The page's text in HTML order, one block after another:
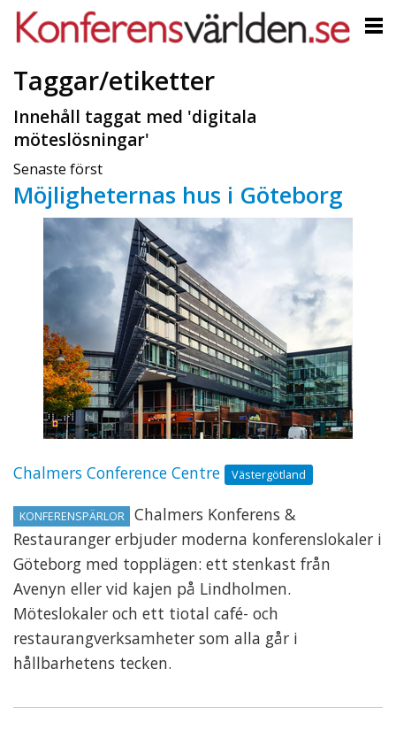
Taggar/etiketter
Innehåll taggat med 'digitala
möteslösningar'
Senaste först
Möjligheternas hus i Göteborg
Chalmers Conference Centre Västergötland
KONFERENSPÄRLOR
Chalmers Konferens &
Restauranger erbjuder moderna konferenslokaler i
Göteborg med topplägen: ett stenkast från
Avenyn eller vid kajen på Lindholmen.
Möteslokaler och ett tiotal café- och
restaurangverksamheter som alla går i
hållbarhetens tecken.